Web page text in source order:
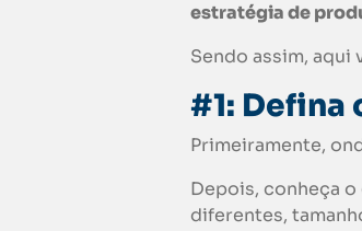
estratégia de
Sendo assim, aqui
#1: Defina
Primeiramente,
Depois, conheça
diferentes,